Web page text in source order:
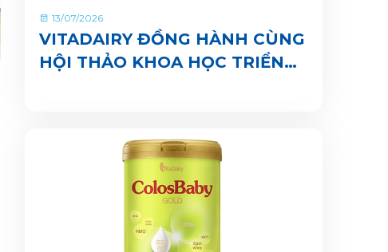
13/07/2026
VITADAIRY ĐỒNG HÀNH CÙNG
HỘI THẢO KHOA HỌC TRIỂN